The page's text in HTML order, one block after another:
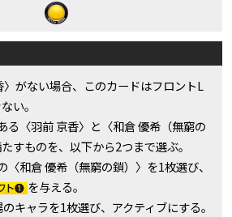
がない場合、このカードはフロントL
い。
る〈羽前 京香〉と〈和倉 優希（無窮の
すものを、以下から2つまで選ぶ。
〈和倉 優希（無窮の鎖）〉を1枚選び、
を与える。
キャラを1枚選び、アクティブにする。